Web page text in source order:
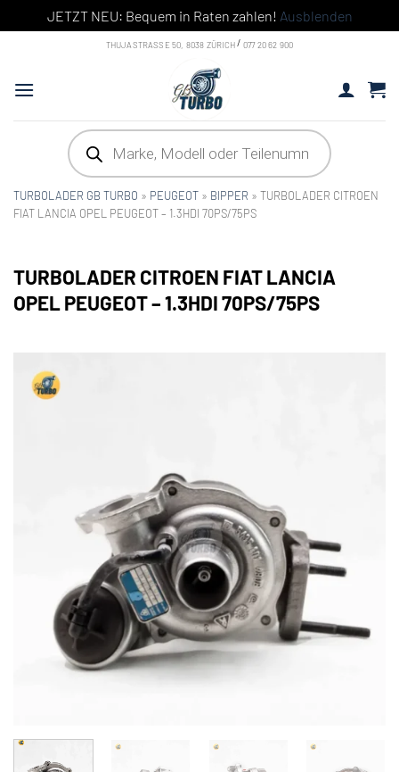
JETZT NEU: Bequem in Raten zahlen! Ausblenden
content
THUJASTRASSE 50, 8038 ZÜRICH/ 077 20 62 900
Products
search
TURBOLADER GB TURBO » PEUGEOT » BIPPER » TURBOLADER CITROEN
FIAT LANCIA OPEL PEUGEOT – 1.3HDI 70PS/75PS
TURBOLADER CITROEN FIAT LANCIA
OPEL PEUGEOT – 1.3HDI 70PS/75PS